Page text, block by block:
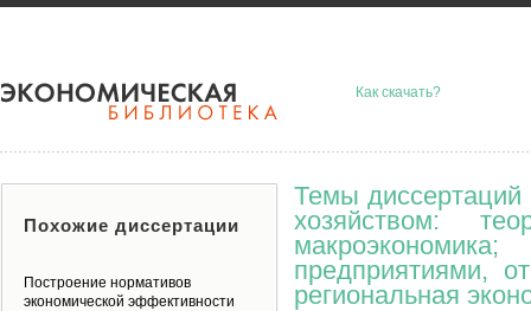
Как скачать?
Темы диссертаций
хозяйством:
предприятиями,
региональная
Похожие диссертации
Построение нормативов
экономической эффективности